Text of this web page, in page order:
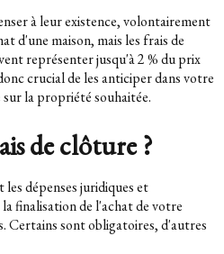
à leur existence, volontairement
d'une maison, mais les frais de
représenter jusqu'à 2 % du prix
crucial de les anticiper dans votre
la propriété souhaitée.
de clôture ?
dépenses juridiques et
finalisation de l'achat de votre
Certains sont obligatoires, d'autres